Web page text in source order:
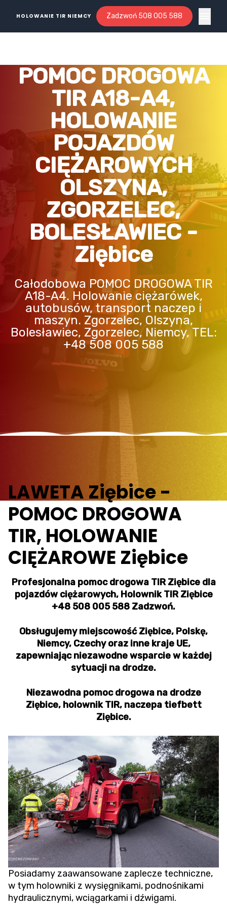
HOLOWANIE TIR NIEMCY Zadzwoń 508 005 588
POMOC DROGOWA
TIR A18-A4,
HOLOWANIE
POJAZDÓW
CIĘŻAROWYCH
OLSZYNA,
ZGORZELEC,
BOLESŁAWIEC -
Ziębice
Całodobowa POMOC DROGOWA TIR
A18-A4. Holowanie ciężarówek,
autobusów, transport naczep i
maszyn. Zgorzelec, Olszyna,
Bolesławiec, Zgorzelec, Niemcy, TEL:
+48 508 005 588
LAWETA Ziębice -
POMOC DROGOWA
TIR, HOLOWANIE
CIĘŻAROWE Ziębice
Profesjonalna pomoc drogowa TIR Ziębice dla
pojazdów ciężarowych, Holownik TIR Ziębice
+48 508 005 588 Zadzwoń.
Obsługujemy miejscowość Ziębice, Polskę,
Niemcy, Czechy oraz inne kraje UE,
zapewniając niezawodne wsparcie w każdej
sytuacji na drodze.
Niezawodna pomoc drogowa na drodze
Ziębice, holownik TIR, naczepa tiefbett
Ziębice.
Posiadamy zaawansowane zaplecze techniczne,
w tym holowniki z wysięgnikami, podnośnikami
hydraulicznymi, wciągarkami i dźwigami.